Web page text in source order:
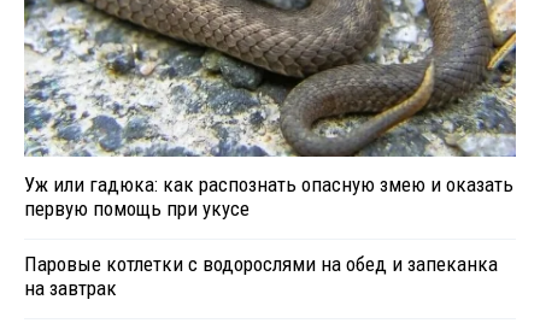
Уж или гадюка: как распознать опасную змею и оказать
первую помощь при укусе
Паровые котлетки с водорослями на обед и запеканка
на завтрак